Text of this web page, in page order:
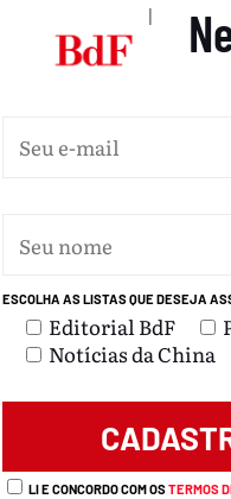
|
ESCOLHA AS LISTAS QUE DESEJA
Editorial BdF
Notícias da China
LI E CONCORDO COM OSTERMOS